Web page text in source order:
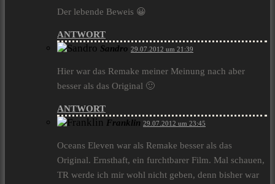
Der lebende Beweis 😀
ANTWORT
Sandro 29.07.2012 um 21:39
Hier war das Remake meiner Meinung nach aber
besser als das Original 🙂
ANTWORT
Franklin 29.07.2012 um 23:45
Oceans Eleven war als Remake besser als das
Original. Ernsthaft, ein furchtbarer Film. Mal schauen,
TR werde ich mir wohl nicht geben, denn bisher war